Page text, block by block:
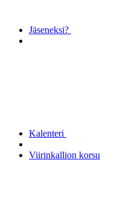
Jäseneksi?
Kalenteri
Viirinkallion korsu